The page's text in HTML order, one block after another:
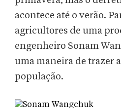
acontece até o verão.
agricultores de uma
engenheiro Sonam
uma maneira de trazer
população.